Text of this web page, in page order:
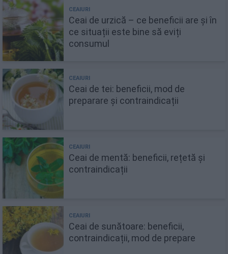
Ceai de urzică – ce beneficii are și în
ce situații este bine să eviți
consumul
Ceai de tei: beneficii, mod de
preparare și contraindicații
Ceai de mentă: beneficii, rețetă și
contraindicații
Ceai de sunătoare: beneficii,
contraindicații, mod de prepare